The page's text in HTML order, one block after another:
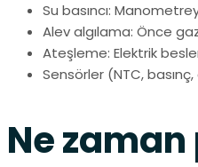
Su basıncı:
Alev algılama: Önce gaz
Ateşleme: Elektrik
Sensörler (NTC,
Ne zaman